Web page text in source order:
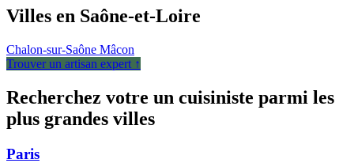
Villes en Saône-et-Loire
Chalon-sur-Saône Mâcon
Trouver un artisan expert ↑
Recherchez votre un cuisiniste parmi les
plus grandes villes
Paris